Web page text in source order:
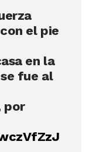
el pie
en la
fue al
por